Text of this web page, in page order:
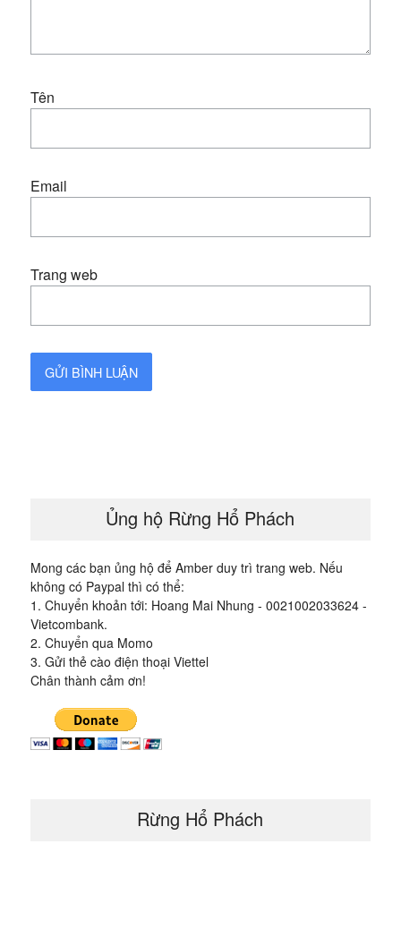
Tên
Email
Trang web
Ủng hộ Rừng Hổ Phách
Mong các bạn ủng hộ để Amber duy trì trang web. Nếu
không có Paypal thì có thể:
1. Chuyển khoản tới: Hoang Mai Nhung - 0021002033624 -
Vietcombank.
2. Chuyển qua Momo
3. Gửi thẻ cào điện thoại Viettel
Chân thành cảm ơn!
Rừng Hổ Phách